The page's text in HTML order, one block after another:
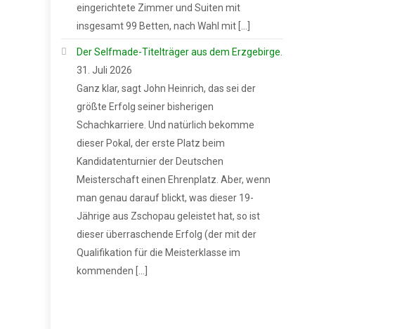
eingerichtete Zimmer und Suiten mit
insgesamt 99 Betten, nach Wahl mit […]
Der Selfmade-Titelträger aus dem Erzgebirge.
31. Juli 2026
Ganz klar, sagt John Heinrich, das sei der
größte Erfolg seiner bisherigen
Schachkarriere. Und natürlich bekomme
dieser Pokal, der erste Platz beim
Kandidatenturnier der Deutschen
Meisterschaft einen Ehrenplatz. Aber, wenn
man genau darauf blickt, was dieser 19-
Jährige aus Zschopau geleistet hat, so ist
dieser überraschende Erfolg (der mit der
Qualifikation für die Meisterklasse im
kommenden […]